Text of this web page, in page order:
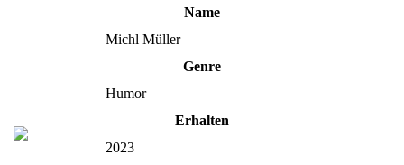
Name
Michl Müller
Genre
Humor
Erhalten
2023